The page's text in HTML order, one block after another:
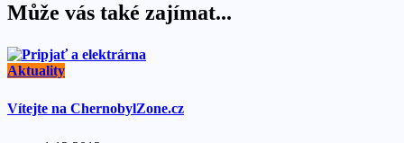
Může vás také zajímat...
Aktuality
Vítejte na ChernobylZone.cz